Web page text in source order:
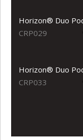
Horizon® Duo
CRP029
Horizon® Duo
CRP033